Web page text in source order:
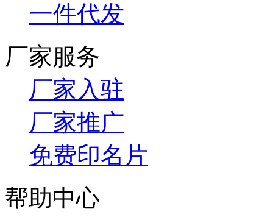
一件代发
厂家服务
厂家入驻
厂家推广
免费印名片
帮助中心